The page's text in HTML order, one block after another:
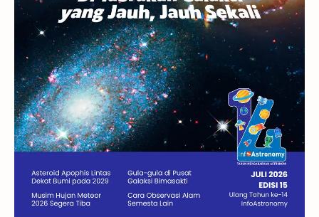
Stasiun Luar Angkasa Internasional
Gugus Bintang Menarik Dibaca
Venus Pluto Galaksi Kerdil
Gambar Harian Titan
Bintang Neutron Hubble Tips
Juno Bintang Biner